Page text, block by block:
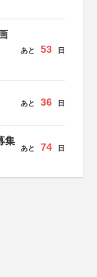
あと 53 日
あと 36 日
集
あと 74 日